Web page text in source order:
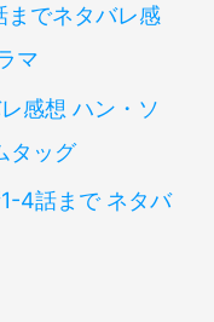
までネタバレ感
マ
感想 ハン・ソ
タッグ
4話まで ネタバ